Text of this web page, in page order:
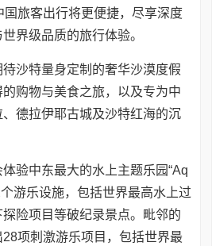
旅客出行将更便捷，尽享深度
界级品质的旅行体验。
沙特量身定制的奢华沙漠度假
购物与美食之旅，以及专为中
德拉伊耶古城及沙特红海的沉
验中东最大的水上主题乐园“Aq
游乐设施，包括世界最高水上过
险项目等破纪录景点。毗邻的
项刺激游乐项目，包括世界最